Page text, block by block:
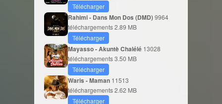
Télécharger
Rahimi - Dans Mon Dos (DMD)9964
téléchargements2.89 MB
Télécharger
Mayasso - Akuntè Chalélé 13028
téléchargements3.50 MB
Télécharger
Waris - Maman 11513
téléchargements2.62 MB
Télécharger